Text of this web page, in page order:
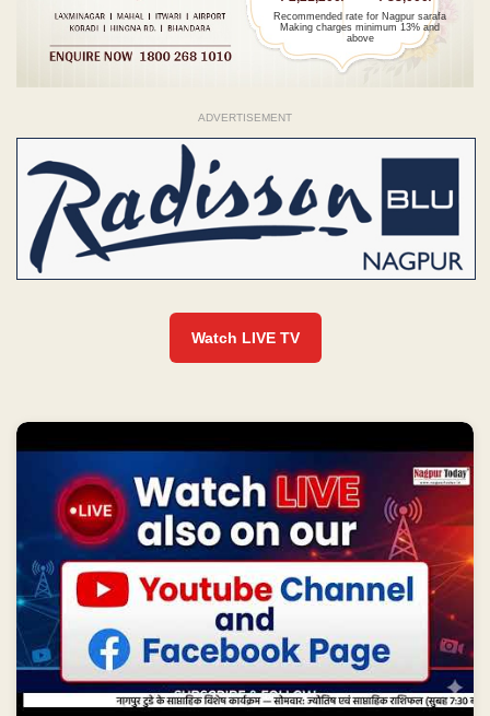
Recommended rate for Nagpur sarafa
Making charges minimum 13% and
above
ADVERTISEMENT
Watch LIVE TV